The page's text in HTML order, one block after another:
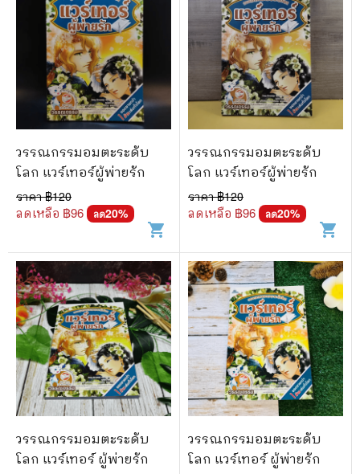
วรรณกรรมอมตะระดับ
โลก แวร์เทอร์ผู้พ่ายรัก
ราคา ฿120
ลดเหลือ ฿96 ลด20%
shopping_cart
วรรณกรรมอมตะระดับ
โลก แวร์เทอร์ผู้พ่ายรัก
ราคา ฿120
ลดเหลือ ฿96 ลด20%
shopping_cart
วรรณกรรมอมตะระดับ
โลก แวร์เทอร์ ผู้พ่ายรัก
วรรณกรรมอมตะระดับ
โลก แวร์เทอร์ ผู้พ่ายรัก
🎓 การศึกษา
😼 หนังสือการ์ตูน
🐲 หนังสือเด็ก
📕 นิตยสาร
🎲 Board Game
📅 สินค้าอื่นๆ